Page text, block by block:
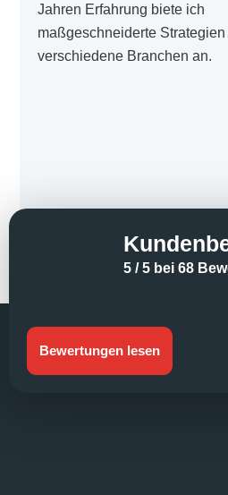
Jahren Erfahrung biete ich
maßgeschneiderte Strategien
verschiedene Branchen an.
5 / 5 bei 68
Bewertungen lesen